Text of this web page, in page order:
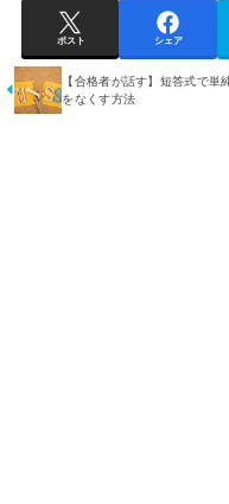
ポスト シェア
【合格者が話す】短答式で単
をなくす方法